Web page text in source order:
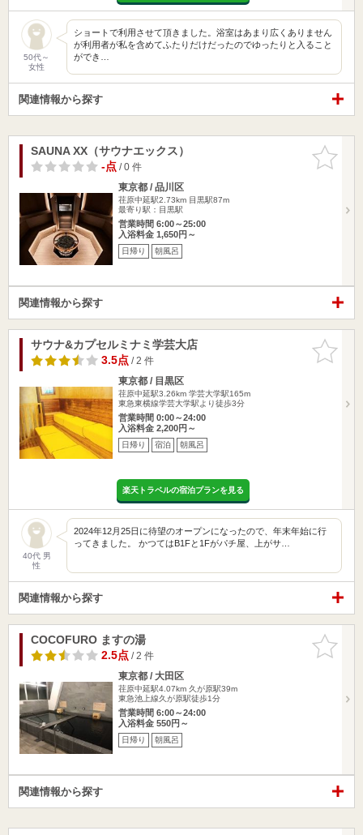
50代～
女性
ショートで利用させて頂きました。浴室はあまり広くありません
が利用者が私を含めてふたりだけだったのでゆったりと入ること
ができ…
関連情報から探す
お気に入
りに追加
SAUNA XX（サウナエックス）
-点/ 0 件
東京都 / 品川区
荏原中延駅2.73km 目黒駅87m
最寄り駅：目黒駅
営業時間 6:00～25:00
入浴料金 1,650円～
日帰り 朝風呂
関連情報から探す
お気に入
りに追加
サウナ&カプセルミナミ学芸大店
3.5点/ 2 件
東京都 / 目黒区
荏原中延駅3.26km 学芸大学駅165m
東急東横線学芸大学駅より徒歩3分
営業時間 0:00～24:00
入浴料金 2,200円～
日帰り 宿泊 朝風呂
楽天トラベルの宿泊プランを見る
40代 男
性
2024年12月25日に待望のオープンになったので、年末年始に行
ってきました。 かつてはB1Fと1Fがパチ屋、上がサ…
関連情報から探す
お気に入
りに追加
COCOFURO ますの湯
2.5点/ 2 件
東京都 / 大田区
荏原中延駅4.07km 久が原駅39m
東急池上線久が原駅徒歩1分
営業時間 6:00～24:00
入浴料金 550円～
日帰り 朝風呂
関連情報から探す